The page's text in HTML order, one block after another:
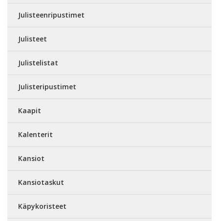
Julisteenripustimet
Julisteet
Julistelistat
Julisteripustimet
Kaapit
Kalenterit
Kansiot
Kansiotaskut
Käpykoristeet